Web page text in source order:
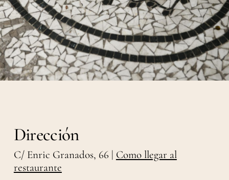
Dirección
C/ Enric Granados, 66 | Como llegar al
restaurante